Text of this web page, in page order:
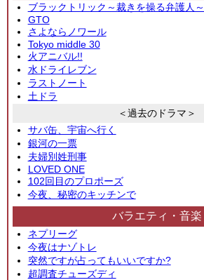
ブラックトリック～裁きを操る弁護人～
GTO
さよならノワール
Tokyo middle 30
火アニバル!!
水ドライレブン
ラストノート
土ドラ
＜過去のドラマ＞
サバ缶、宇宙へ行く
銀河の一票
夫婦別姓刑事
LOVED ONE
102回目のプロポーズ
今夜、秘密のキッチンで
バラエティ・音楽
ネプリーグ
今夜はナゾトレ
突然ですが占ってもいいですか?
超調査チューズディ